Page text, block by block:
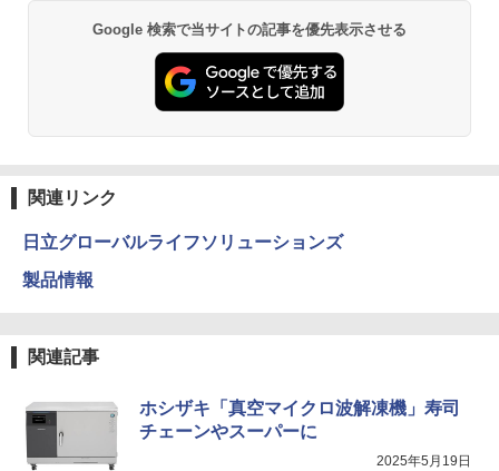
Google 検索で当サイトの記事を優先表示させる
関連リンク
日立グローバルライフソリューションズ
製品情報
関連記事
ホシザキ「真空マイクロ波解凍機」寿司
チェーンやスーパーに
2025年5月19日